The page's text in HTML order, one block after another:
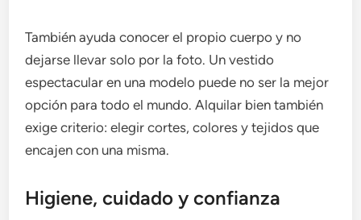
También ayuda conocer el propio cuerpo y no
dejarse llevar solo por la foto. Un vestido
espectacular en una modelo puede no ser la mejor
opción para todo el mundo. Alquilar bien también
exige criterio: elegir cortes, colores y tejidos que
encajen con una misma.
Higiene, cuidado y confianza